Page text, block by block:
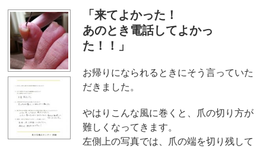
「来てよかった！
あのとき電話してよかっ
た！！」
お帰りになられるときにそう言っていた
だきました。
やはりこんな風に巻くと、爪の切り方が
難しくなってきます。
左側上の写真では、爪の端を切り残して